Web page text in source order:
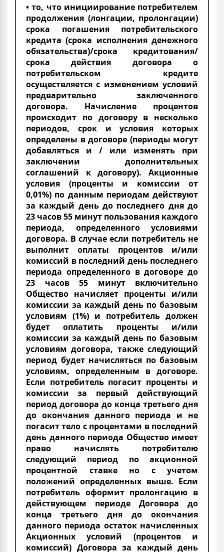
• то, что инициирование потребителем
продолжения (лонгации, пролонгации)
срока погашения потребительского
кредита (срока исполнения денежного
обязательства)/срока кредитования/
срока действия договора о
потребительском кредите
осуществляется с изменением условий
предварительно заключенного
договора. Начисление процентов
происходит по договору в несколько
периодов, срок и условия которых
определены в договоре (периоды могут
добавляться и / или изменять при
заключении дополнительных
соглашений к договору). Акционные
условия (проценты и комиссии от
0,01%) по данным периодам действуют
за каждый день до последнего дня до
23 часов 55 минут пользования каждого
периода, определенного условиями
договора. В случае если потребитель не
выполнит оплаты процентов и/или
комиссий в последний день последнего
периода определенного в договоре до
23 часов 55 минут включительно
Общество начисляет проценты и/или
комиссии за каждый день по базовым
условиям (1%) и потребитель должен
будет оплатить проценты и/или
комиссии за каждый день по базовым
условиям договора, также следующий
период будет начисляться по базовым
условиям, определенным в договоре.
Если потребитель погасит проценты и
комиссии за первый действующий
период договора до конца третьего дня
до окончания данного периода и не
погасит тело с процентами в последний
день данного периода Общество имеет
право начислять потребителю
следующий период по акционной
процентной ставке но с учетом
положений определенных выше. Если
потребитель оформит пролонгацию в
действующем периоде Договора до
конца третьего дня до окончания
данного периода остаток начисленных
Акционных условий (процентов и
комиссий) Договора за каждый день